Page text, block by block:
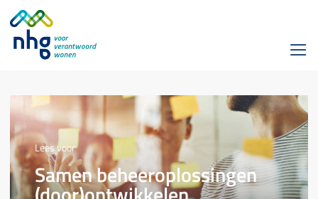
Lees voor
Samen beheeroplossingen